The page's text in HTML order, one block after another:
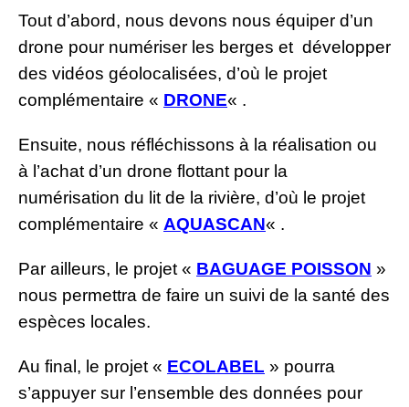
Tout d’abord, nous devons nous équiper d’un
drone pour numériser les berges et développer
des vidéos géolocalisées, d’où le projet
complémentaire « DRONE« .
Ensuite, nous réfléchissons à la réalisation ou
à l’achat d’un drone flottant pour la
numérisation du lit de la rivière, d’où le projet
complémentaire « AQUASCAN« .
Par ailleurs, le projet « BAGUAGE POISSON »
nous permettra de faire un suivi de la santé des
espèces locales.
Au final, le projet « ECOLABEL » pourra
s’appuyer sur l’ensemble des données pour